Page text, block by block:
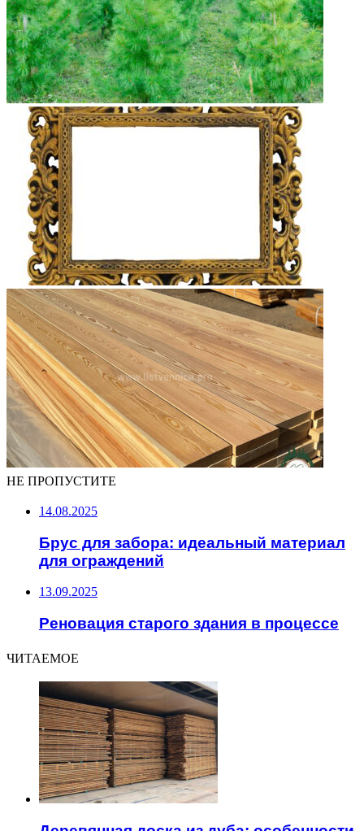
НЕ ПРОПУСТИТЕ
14.08.2025
Брус для забора: идеальный материал
для ограждений
13.09.2025
Реновация старого здания в процессе
ЧИТАЕМОЕ